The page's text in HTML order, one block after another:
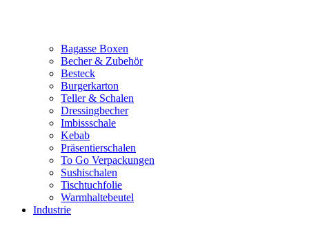
Bagasse Boxen
Becher & Zubehör
Besteck
Burgerkarton
Teller & Schalen
Dressingbecher
Imbissschale
Kebab
Präsentierschalen
To Go Verpackungen
Sushischalen
Tischtuchfolie
Warmhaltebeutel
Industrie